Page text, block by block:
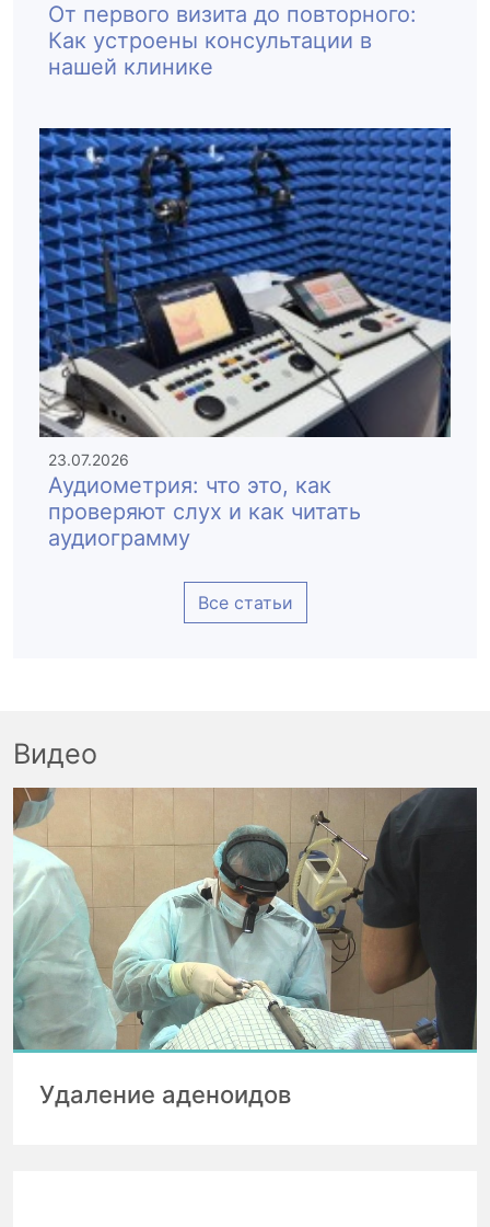
От первого визита до повторного:
Как устроены консультации в
нашей клинике
23.07.2026
Аудиометрия: что это, как
проверяют слух и как читать
аудиограмму
Все статьи
Видео
Удаление аденоидов